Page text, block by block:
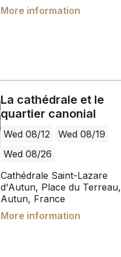
More information
La cathédrale et le
quartier canonial
Wed 08/12
Wed 08/19
Wed 08/26
Cathédrale Saint-Lazare
d'Autun, Place du Terreau,
Autun, France
More information